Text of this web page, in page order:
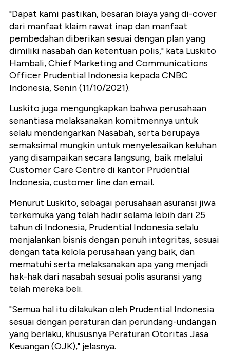
"Dapat kami pastikan, besaran biaya yang di-cover
dari manfaat klaim rawat inap dan manfaat
pembedahan diberikan sesuai dengan plan yang
dimiliki nasabah dan ketentuan polis," kata Luskito
Hambali, Chief Marketing and Communications
Officer Prudential Indonesia kepada CNBC
Indonesia, Senin (11/10/2021).
Luskito juga mengungkapkan bahwa perusahaan
senantiasa melaksanakan komitmennya untuk
selalu mendengarkan Nasabah, serta berupaya
semaksimal mungkin untuk menyelesaikan keluhan
yang disampaikan secara langsung, baik melalui
Customer Care Centre di kantor Prudential
Indonesia, customer line dan email.
Menurut Luskito, sebagai perusahaan asuransi jiwa
terkemuka yang telah hadir selama lebih dari 25
tahun di Indonesia, Prudential Indonesia selalu
menjalankan bisnis dengan penuh integritas, sesuai
dengan tata kelola perusahaan yang baik, dan
mematuhi serta melaksanakan apa yang menjadi
hak-hak dari nasabah sesuai polis asuransi yang
telah mereka beli.
"Semua hal itu dilakukan oleh Prudential Indonesia
sesuai dengan peraturan dan perundang-undangan
yang berlaku, khususnya Peraturan Otoritas Jasa
Keuangan (OJK)," jelasnya.